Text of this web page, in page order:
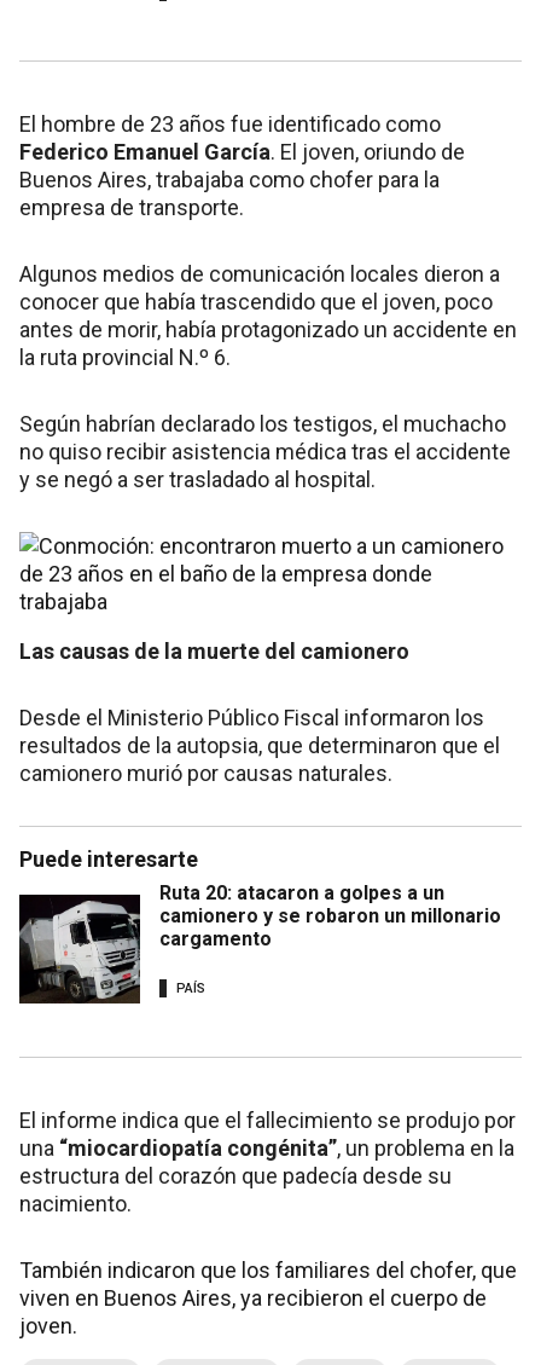
El hombre de 23 años fue identificado como
Federico Emanuel García. El joven, oriundo de
Buenos Aires, trabajaba como chofer para la
empresa de transporte.
Algunos medios de comunicación locales dieron a
conocer que había trascendido que el joven, poco
antes de morir, había protagonizado un accidente en
la ruta provincial N.º 6.
Según habrían declarado los testigos, el muchacho
no quiso recibir asistencia médica tras el accidente
y se negó a ser trasladado al hospital.
Las causas de la muerte del camionero
Desde el Ministerio Público Fiscal informaron los
resultados de la autopsia, que determinaron que el
camionero murió por causas naturales.
Puede interesarte
Ruta 20: atacaron a golpes a un
camionero y se robaron un millonario
cargamento
PAÍS
El informe indica que el fallecimiento se produjo por
una “miocardiopatía congénita”, un problema en la
estructura del corazón que padecía desde su
nacimiento.
También indicaron que los familiares del chofer, que
viven en Buenos Aires, ya recibieron el cuerpo de
joven.